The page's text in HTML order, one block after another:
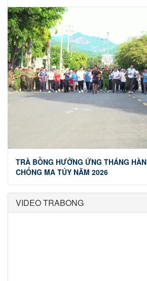
TRÀ BỒNG HƯỞNG ỨNG THÁNG
CHỐNG MA TÚY NĂM 2026
VIDEO TRABONG